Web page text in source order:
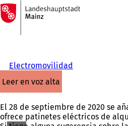
Saltar al contenido
A
la
página
Electromovilidad
leer en voz alta
El 28 de septiembre de 2020 se
ofrece patinetes eléctricos de